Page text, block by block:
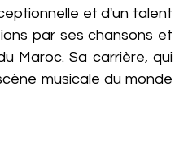
et d'un talent
par ses chansons et
Maroc. Sa carrière, qui
musicale du monde